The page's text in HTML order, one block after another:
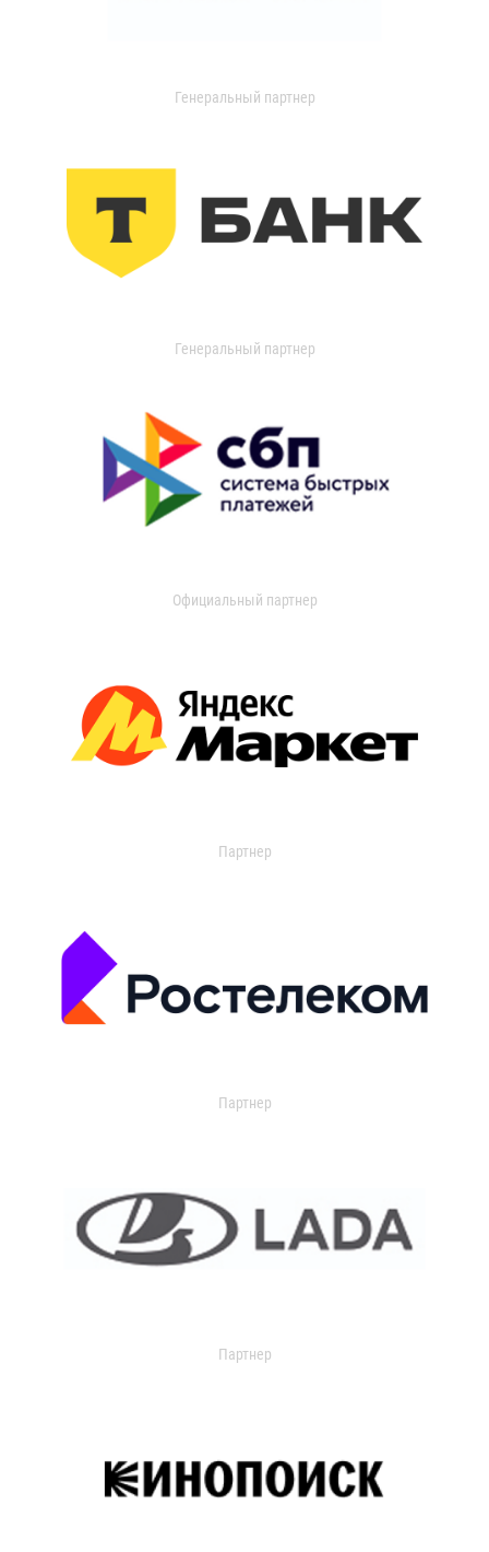
Генеральный партнер
Генеральный партнер
Официальный партнер
Партнер
Партнер
Партнер